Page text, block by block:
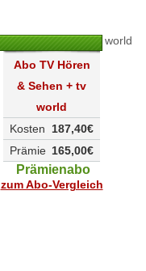
Abo TV Hören
& Sehen + tv
world
187,40€
Kosten
165,00€
Prämie
Prämienabo
zum Abo-Vergleich